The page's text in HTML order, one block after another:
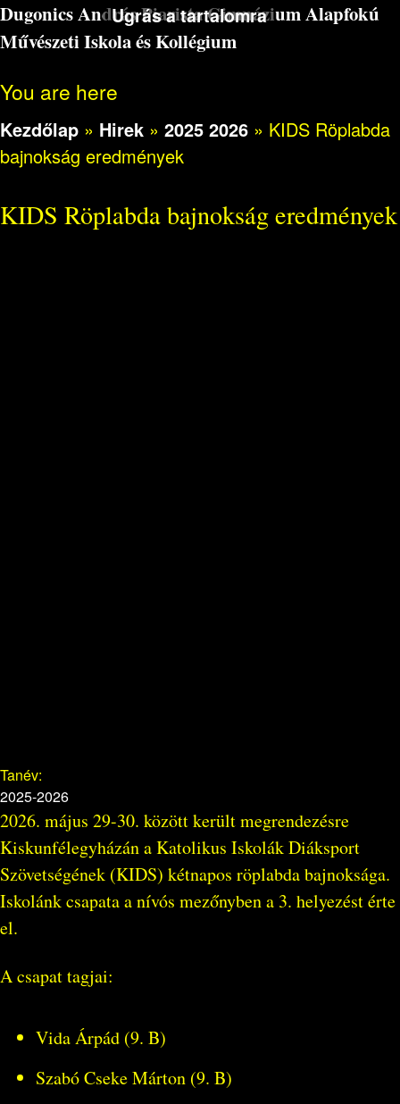
Ugrás a tartalomra
Dugonics András Piarista Gimnázium Alapfokú
Művészeti Iskola és Kollégium
You are here
Kezdőlap » Hirek » 2025 2026 » KIDS Röplabda
bajnokság eredmények
KIDS Röplabda bajnokság eredmények
Tanév:
2025-2026
2026. május 29-30. között került megrendezésre
Kiskunfélegyházán a Katolikus Iskolák Diáksport
Szövetségének (KIDS) kétnapos röplabda bajnoksága.
Iskolánk csapata a nívós mezőnyben a 3. helyezést érte
el.
A csapat tagjai:
Vida Árpád (9. B)
Szabó Cseke Márton (9. B)